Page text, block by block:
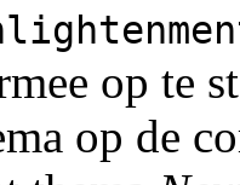
op te
op de